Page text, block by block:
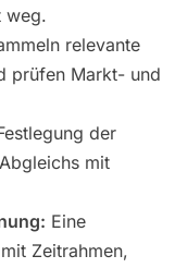
weg.
relevante
prüfen Markt- und
der
mit
Eine
Zeitrahmen,